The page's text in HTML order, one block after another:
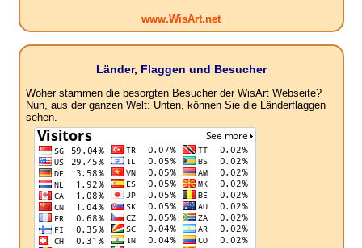
www.WisArt.net
Länder, Flaggen und Besucher
Woher stammen die besorgten Besucher der WisArt Webseite?
Nun, aus der ganzen Welt: Unten, können Sie die Länderflaggen
sehen.